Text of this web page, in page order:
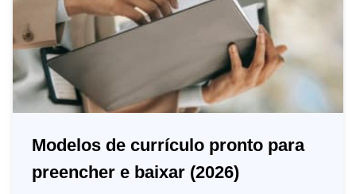
Vamos começar
Modelos de currículo pronto para
preencher e baixar (2026)